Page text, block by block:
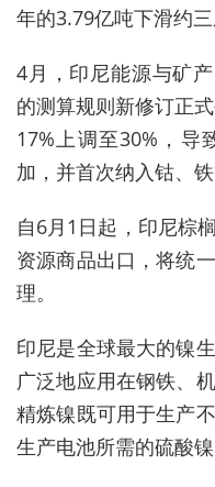
年的3.79亿吨下滑约三
4月，印尼能源与矿
的测算规则新修订正
17%上调至30%， 导
加， 并首次纳入钴、
自6月1日起，印尼棕
资源商品出口，将统
理。
印尼是全球最大的镍
广泛地应用在钢铁、
精炼镍既可用于生产
生产电池所需的硫酸镍